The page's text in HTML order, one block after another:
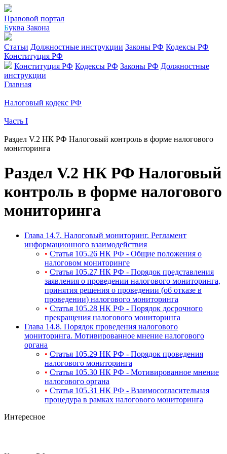
Правовой портал
Буква Закона
Статьи Должностные инструкции Законы РФ Кодексы РФ
Конституция РФ
Конституция РФ Кодексы РФ Законы РФ Должностные
инструкции
Главная
Налоговый кодекс РФ
Часть I
Раздел V.2 НК РФ Налоговый контроль в форме налогового
мониторинга
Раздел V.2 НК РФ Налоговый
контроль в форме налогового
мониторинга
Глава 14.7. Налоговый мониторинг. Регламент
информационного взаимодействия
• Статья 105.26 НК РФ - Общие положения о
налоговом мониторинге
• Статья 105.27 НК РФ - Порядок представления
заявления о проведении налогового мониторинга,
принятия решения о проведении (об отказе в
проведении) налогового мониторинга
• Статья 105.28 НК РФ - Порядок досрочного
прекращения налогового мониторинга
Глава 14.8. Порядок проведения налогового
мониторинга. Мотивированное мнение налогового
органа
• Статья 105.29 НК РФ - Порядок проведения
налогового мониторинга
• Статья 105.30 НК РФ - Мотивированное мнение
налогового органа
• Статья 105.31 НК РФ - Взаимосогласительная
процедура в рамках налогового мониторинга
Интересное